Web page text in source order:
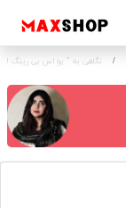
/ نگاهی به " یو اس بی رینگ